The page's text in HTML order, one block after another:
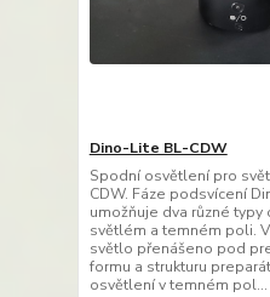
Dino-Lite BL-CDW
Spodní osvětlení pro
CDW. Fáze podsvícení
umožňuje dva různé
světlém a temném poli.
světlo přenášeno pod
formu a strukturu
osvětlení v temném pol...